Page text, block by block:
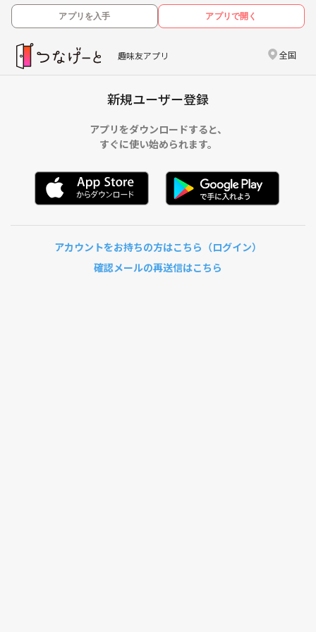
アプリを入手 アプリで開く
趣味友アプリ 全国
新規ユーザー登録
アプリをダウンロードすると、
すぐに使い始められます。
アカウントをお持ちの方はこちら（ログイン）
確認メールの再送信はこちら